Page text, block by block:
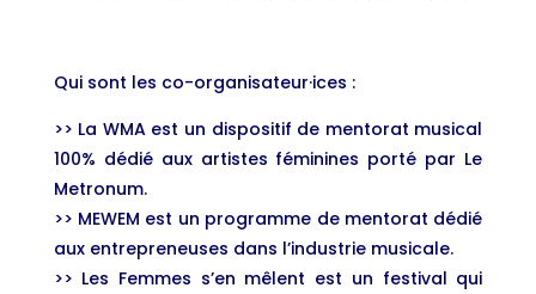
Qui sont les co-organisateur·ices :
>> La WMA est un dispositif de mentorat musical
100% dédié aux artistes féminines porté par Le
Metronum.
>> MEWEM est un programme de mentorat dédié
aux entrepreneuses dans l’industrie musicale.
>> Les Femmes s’en mêlent est un festival qui